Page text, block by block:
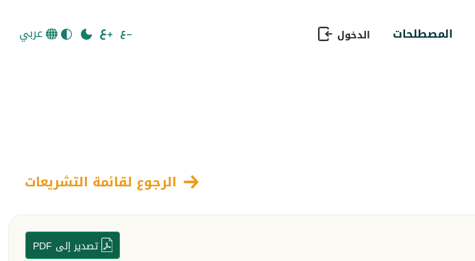
المصطلحات الدخول عربي
الرجوع لقائمة التشريعات
تصدير إلى PDF